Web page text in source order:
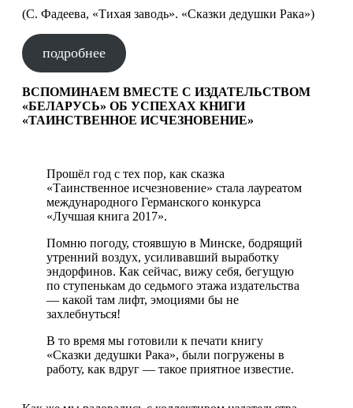
(С. Фадеева, «Тихая заводь». «Сказки дедушки Рака»)
подробнее
ВСПОМИНАЕМ ВМЕСТЕ С ИЗДАТЕЛЬСТВОМ
«БЕЛАРУСЬ» ОБ УСПЕХАХ КНИГИ
«ТАИНСТВЕННОЕ ИСЧЕЗНОВЕНИЕ»
Прошёл год с тех пор, как сказка
«Таинственное исчезновение» стала лауреатом
международного Германского конкурса
«Лучшая книга 2017».
Помню погоду, стоявшую в Минске, бодрящий
утренний воздух, усиливавший выработку
эндорфинов. Как сейчас, вижу себя, бегущую
по ступенькам до седьмого этажа издательства
— какой там лифт, эмоциями бы не
захлебнуться!
В то время мы готовили к печати книгу
«Сказки дедушки Рака», были погружены в
работу, как вдруг — такое приятное известие.